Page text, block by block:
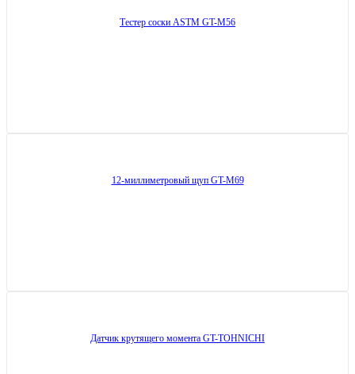
Тестер соски ASTM GT-M56
12-миллиметровый щуп GT-M69
Датчик крутящего момента GT-TOHNICHI